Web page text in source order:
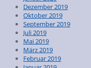
Dezember 2019
Oktober 2019
September 2019
Juli 2019
Mai 2019
März 2019
Februar 2019